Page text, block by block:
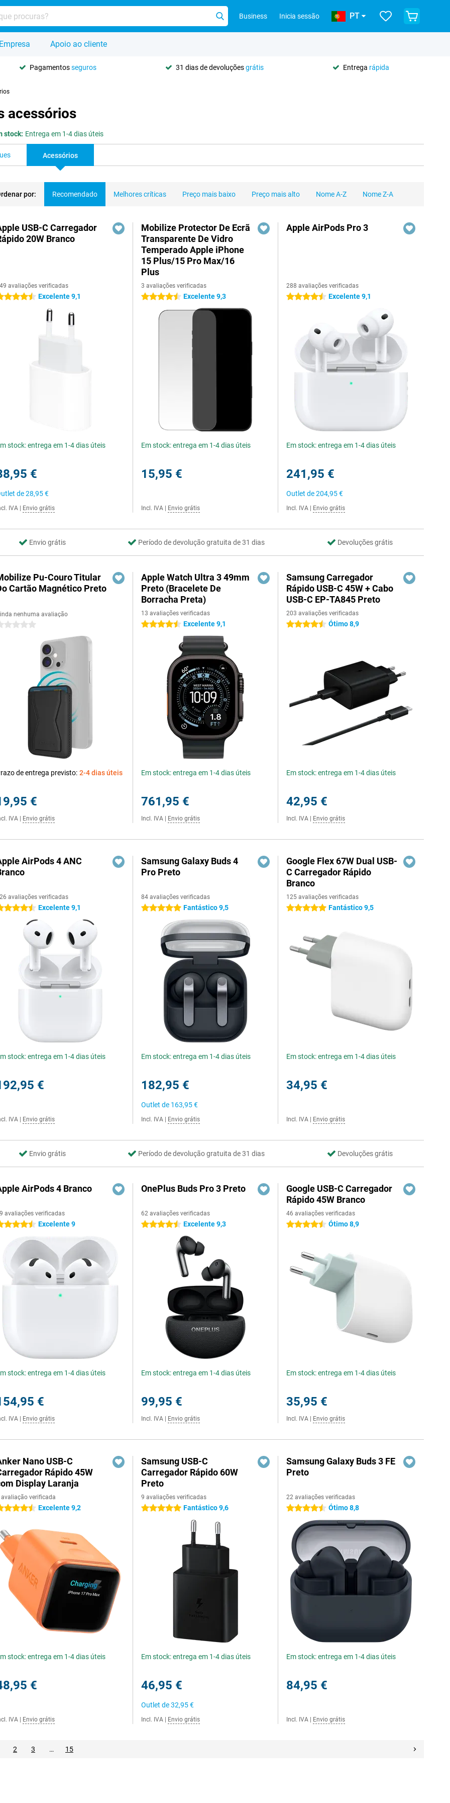
Business Inicia sessão PT
Apoio ao cliente
Pagamentosseguros 31 dias de devoluçõesgrátis Entrega rápida
acessórios
stock: Entrega em 1-4 dias úteis
Acessórios
por: Recomendado Melhores críticas Preço mais baixo Preço mais alto Nome A-Z Nome Z-A
USB-C Carregador
20W Branco
avaliações verificadas
estrelas Excelente 9,1
stock: entrega em 1-4 dias úteis
€
de28,95 €
IVA Envio grátis
Mobilize Protector De Ecrã
Transparente De Vidro
Temperado Apple iPhone
15 Plus/15 Pro Max/16
Plus
3 avaliações verificadas
4.5 estrelas Excelente 9,3
Em stock: entrega em 1-4 dias úteis
15,95 €
Incl. IVA Envio grátis
Apple AirPods Pro 3
288 avaliações verificadas
4.5 estrelas Excelente 9,1
Em stock: entrega em 1-4 dias úteis
241,95 €
Outlet de204,95 €
Incl. IVA Envio grátis
Envio grátis Período de devolução gratuita de 31 dias Devoluções grátis
Pu-Couro Titular
Cartão Magnético Preto
nenhuma avaliação
estrelas
de entrega previsto: 2-4 dias úteis
€
IVA Envio grátis
Apple Watch Ultra 3 49mm
Preto (Bracelete De
Borracha Preta)
13 avaliações verificadas
4.5 estrelas Excelente 9,1
Em stock: entrega em 1-4 dias úteis
761,95 €
Incl. IVA Envio grátis
Samsung Carregador
Rápido USB-C 45W + Cabo
USB-C EP-TA845 Preto
203 avaliações verificadas
4.5 estrelas Ótimo 8,9
Em stock: entrega em 1-4 dias úteis
42,95 €
Incl. IVA Envio grátis
AirPods 4 ANC
avaliações verificadas
estrelas Excelente 9,1
stock: entrega em 1-4 dias úteis
€
IVA Envio grátis
Samsung Galaxy Buds 4
Pro Preto
84 avaliações verificadas
5 estrelas Fantástico 9,5
Em stock: entrega em 1-4 dias úteis
182,95 €
Outlet de 163,95 €
Incl. IVA Envio grátis
Google Flex 67W Dual USB-
C Carregador Rápido
Branco
125 avaliações verificadas
5 estrelas Fantástico 9,5
Em stock: entrega em 1-4 dias úteis
34,95 €
Incl. IVA Envio grátis
Envio grátis Período de devolução gratuita de 31 dias Devoluções grátis
AirPods 4 Branco
avaliações verificadas
estrelas Excelente 9
stock: entrega em 1-4 dias úteis
€
IVA Envio grátis
OnePlus Buds Pro 3 Preto
62 avaliações verificadas
4.5 estrelas Excelente 9,3
Em stock: entrega em 1-4 dias úteis
99,95 €
Incl. IVA Envio grátis
Google USB-C Carregador
Rápido 45W Branco
46 avaliações verificadas
4.5 estrelas Ótimo 8,9
Em stock: entrega em 1-4 dias úteis
35,95 €
Incl. IVA Envio grátis
Nano USB-C
Rápido 45W
Display Laranja
avaliação verificada
estrelas Excelente 9,2
stock: entrega em 1-4 dias úteis
€
IVA Envio grátis
Samsung USB-C
Carregador Rápido 60W
Preto
9 avaliações verificadas
5 estrelas Fantástico 9,6
Em stock: entrega em 1-4 dias úteis
46,95 €
Outlet de32,95 €
Incl. IVA Envio grátis
Samsung Galaxy Buds 3 FE
Preto
22 avaliações verificadas
4.5 estrelas Ótimo 8,8
Em stock: entrega em 1-4 dias úteis
84,95 €
Incl. IVA Envio grátis
2 3 … 15